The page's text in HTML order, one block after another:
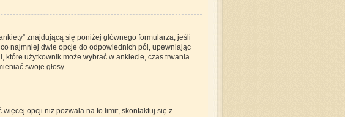
znajdującą się poniżej głównego formularza; jeśli
najmniej dwie opcje do odpowiednich pól, upewniając
użytkownik może wybrać w ankiecie, czas trwania
swoje głosy.
opcji niż pozwala na to limit, skontaktuj się z